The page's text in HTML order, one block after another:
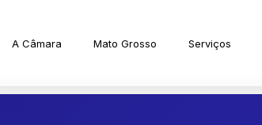
A Câmara Mato Grosso Serviços